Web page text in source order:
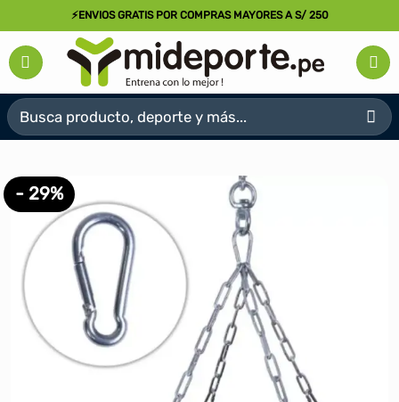
al
contenido
⚡ENVIOS GRATIS POR COMPRAS MAYORES A S/ 250
Buscar
por:
- 29%